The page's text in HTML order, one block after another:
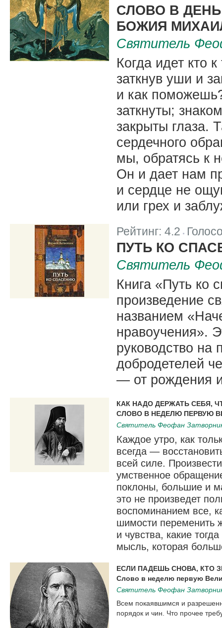
СЛОВО В
БОЖИЯ
Святитель
Когда идет кто
заткнув уши и
и как
заткнуты;
закрыты глаза.
сердечного
мы, обратясь к
Он и дает нам
и сердце не
или грех и
Рейтинг: 4.2
ПУТЬ КО
Святитель
Книга «Путь ко
произведение
названием
нравоучения».
руководство на
добродетелей
— от рождения
КАК НАДО ДЕРЖАТЬ СЕБЯ,
СЛОВО В НЕДЕЛЮ ПЕРВУЮ
Святитель Феофан
Каждое утро, как
всегда —
всей силе.
умственное
поклоны, большие и
это не произведет
воспоминанием все,
шимости переменить
и чувства, какие
мысль, которая
ЕСЛИ ПАДЕШЬ СНОВА, КТО
Слово в неделю первую
Святитель Феофан
Всем покаяв­шимся и
порядок и чин. Что прочее